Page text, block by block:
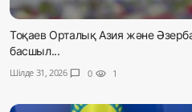
Тоқаев Орталық Азия және
басшыл...
Шілде 31, 2026 chat_bubble 0 visibility 1